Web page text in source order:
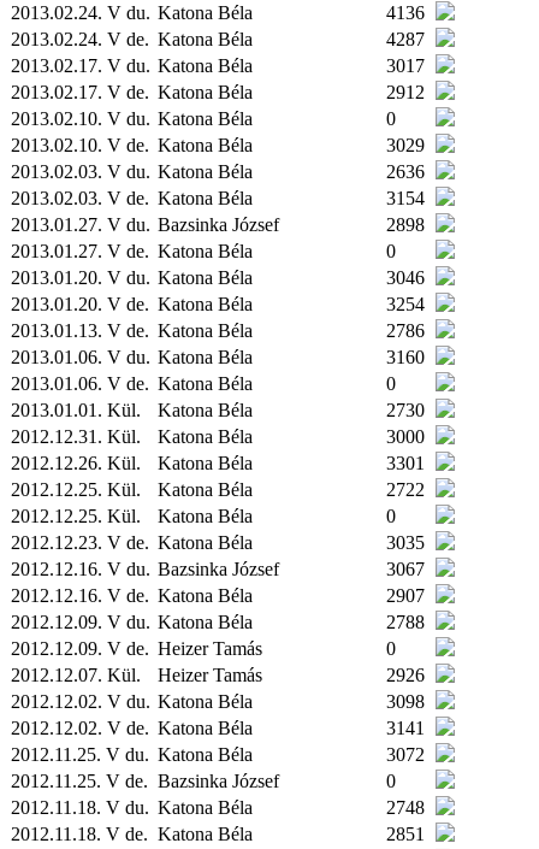
2013.02.24. V du. Katona Béla
4136
2013.02.24. V de. Katona Béla
4287
2013.02.17. V du. Katona Béla
3017
2013.02.17. V de. Katona Béla
2912
2013.02.10. V du. Katona Béla
0
2013.02.10. V de. Katona Béla
3029
2013.02.03. V du. Katona Béla
2636
2013.02.03. V de. Katona Béla
3154
2013.01.27. V du. Bazsinka József
2898
2013.01.27. V de. Katona Béla
0
2013.01.20. V du. Katona Béla
3046
2013.01.20. V de. Katona Béla
3254
2013.01.13. V de. Katona Béla
2786
2013.01.06. V du. Katona Béla
3160
2013.01.06. V de. Katona Béla
0
2013.01.01. Kül. Katona Béla
2730
2012.12.31. Kül. Katona Béla
3000
2012.12.26. Kül. Katona Béla
3301
2012.12.25. Kül. Katona Béla
2722
2012.12.25. Kül. Katona Béla
0
2012.12.23. V de. Katona Béla
3035
2012.12.16. V du. Bazsinka József
3067
2012.12.16. V de. Katona Béla
2907
2012.12.09. V du. Katona Béla
2788
2012.12.09. V de. Heizer Tamás
0
2012.12.07. Kül. Heizer Tamás
2926
2012.12.02. V du. Katona Béla
3098
2012.12.02. V de. Katona Béla
3141
2012.11.25. V du. Katona Béla
3072
2012.11.25. V de. Bazsinka József
0
2012.11.18. V du. Katona Béla
2748
2012.11.18. V de. Katona Béla
2851